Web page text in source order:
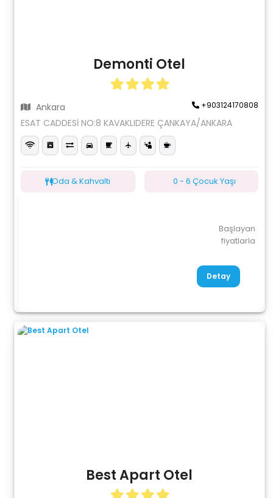
Demonti Otel
Ankara +903124170808
ESAT CADDESİ NO:8 KAVAKLIDERE ÇANKAYA/ANKARA
Oda & Kahvaltı 0 - 6 Çocuk Yaşı
Başlayan
fiyatlarla
Detay
Best Apart Otel